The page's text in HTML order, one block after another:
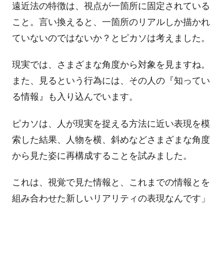
遠近法の特徴は、視点が一箇所に固定されている
こと。言い換えると、一箇所のリアルしか描かれ
ていないのではないか？とピカソは考えました。
現実では、さまざまな角度から対象を見ますね。
また、見るという行為には、その人の『知ってい
る情報』も入り込んでいます。
ピカソは、人が現実を捉える方法に近い表現を模
索した結果、人物を横、斜めなどさまざまな角度
から見た姿に再構成することを試みました。
これは、視覚で見た情報と、これまでの情報とを
組み合わせた新しいリアリティの表現なんです」